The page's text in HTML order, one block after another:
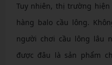
Tuy nhiên, thị trường
hàng balo cầu lông.
người chơi cầu lông lâu
được đâu là sản phẩm